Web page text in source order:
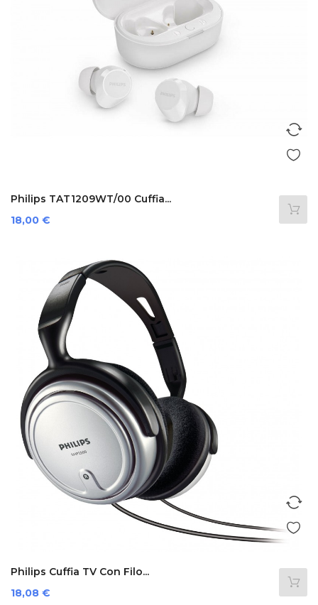
Philips TAT1209WT/00 Cuffia...
Prezzo
18,00 €
Philips Cuffia TV Con Filo...
Prezzo
18,08 €